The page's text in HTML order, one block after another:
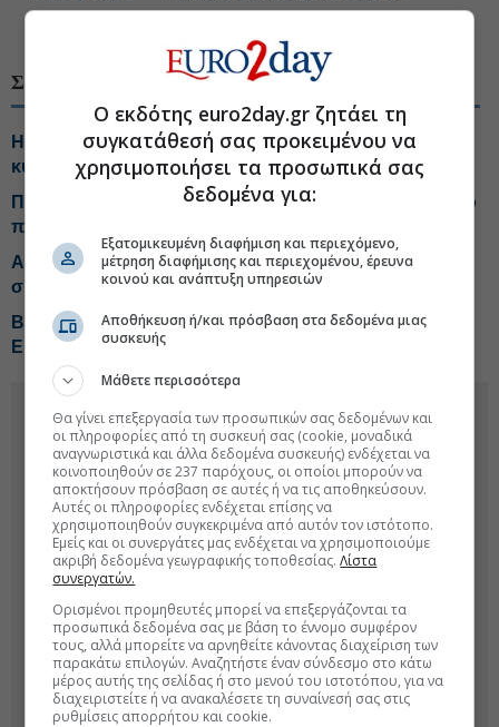
ΣΧΕΤΙΚΑ ΘΕΜΑΤΑ
Η Uni Systems εντάσσεται στο στρατηγικό πλαίσιο
κυβερνοασφάλειας του ΝΑΤΟ
Πάτησε γκάζι το Sani/Ikos τη φετινή χρονιά, επενδυτικό
πλάνο 1 δισ.
ALTUS-LSA: Ανοίγει νέο κεφάλαιο μέσω της
συνεργασίας με τη Shield AI
ΒΙΟΙΑΤΡΙΚΗ: Επιστροφή σε κέρδη, διπλασίασε τα
EBITDA το 2025
Ο εκδότης euro2day.gr ζητάει τη
συγκατάθεσή σας προκειμένου να
χρησιμοποιήσει τα προσωπικά σας
δεδομένα για:
Εξατομικευμένη διαφήμιση και περιεχόμενο,
μέτρηση διαφήμισης και περιεχομένου, έρευνα
κοινού και ανάπτυξη υπηρεσιών
Αποθήκευση ή/και πρόσβαση στα δεδομένα μιας
συσκευής
Μάθετε περισσότερα
Θα γίνει επεξεργασία των προσωπικών σας δεδομένων και
οι πληροφορίες από τη συσκευή σας (cookie, μοναδικά
αναγνωριστικά και άλλα δεδομένα συσκευής) ενδέχεται να
κοινοποιηθούν σε 237 παρόχους, οι οποίοι μπορούν να
αποκτήσουν πρόσβαση σε αυτές ή να τις αποθηκεύσουν.
Αυτές οι πληροφορίες ενδέχεται επίσης να
χρησιμοποιηθούν συγκεκριμένα από αυτόν τον ιστότοπο.
Εμείς και οι συνεργάτες μας ενδέχεται να χρησιμοποιούμε
ακριβή δεδομένα γεωγραφικής τοποθεσίας.Λίστα
συνεργατών.
Ορισμένοι προμηθευτές μπορεί να επεξεργάζονται τα
προσωπικά δεδομένα σας με βάση το έννομο συμφέρον
τους, αλλά μπορείτε να αρνηθείτε κάνοντας διαχείριση των
παρακάτω επιλογών. Αναζητήστε έναν σύνδεσμο στο κάτω
μέρος αυτής της σελίδας ή στο μενού του ιστοτόπου, για να
διαχειριστείτε ή να ανακαλέσετε τη συναίνεσή σας στις
ρυθμίσεις απορρήτου και cookie.